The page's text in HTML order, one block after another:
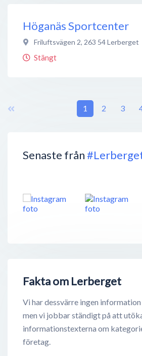
Senaste från
Fakta om Lerberget
Vi har dessvärre ingen
men vi jobbar ständigt på att
informationstexterna om
företag.
Höganäs Sportcenter
Friluftsvägen 2, 263 54Lerberget
Stängt
1 2 3